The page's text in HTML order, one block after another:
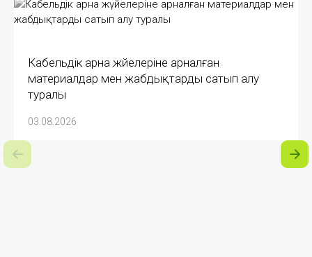
Кабельдік арна жүйелеріне арналған
материалдар мен жабдықтарды сатып алу
туралы
03.08.2026